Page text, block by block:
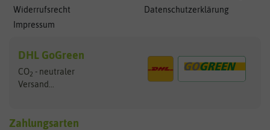
Widerrufsrecht
Impressum
Datenschutzerklärung
DHL GoGreen
CO2 - neutraler
Versand...
Zahlungsarten